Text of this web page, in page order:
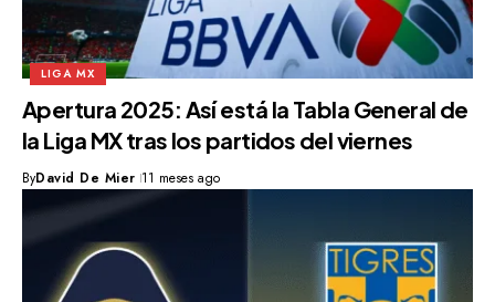
LIGA MX
Apertura 2025: Así está la Tabla General de
la Liga MX tras los partidos del viernes
ByDavid De Mier 11 meses ago